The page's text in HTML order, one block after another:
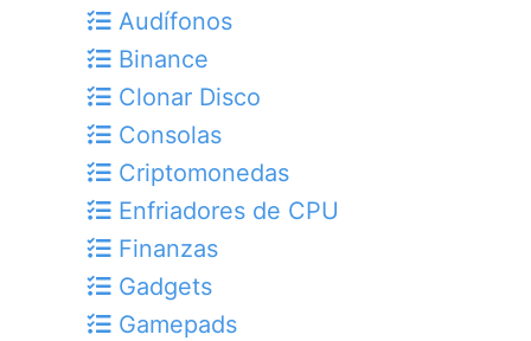
Audífonos
Binance
Clonar Disco
Consolas
Criptomonedas
Enfriadores de CPU
Finanzas
Gadgets
Gamepads